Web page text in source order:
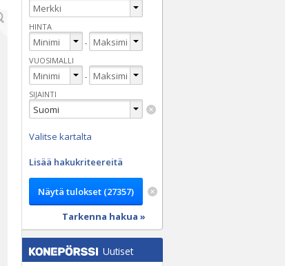
HINTA
-
VUOSIMALLI
-
SIJAINTI
Valitse kartalta
Lisää hakukriteereitä
Tarkenna hakua »
Uutiset